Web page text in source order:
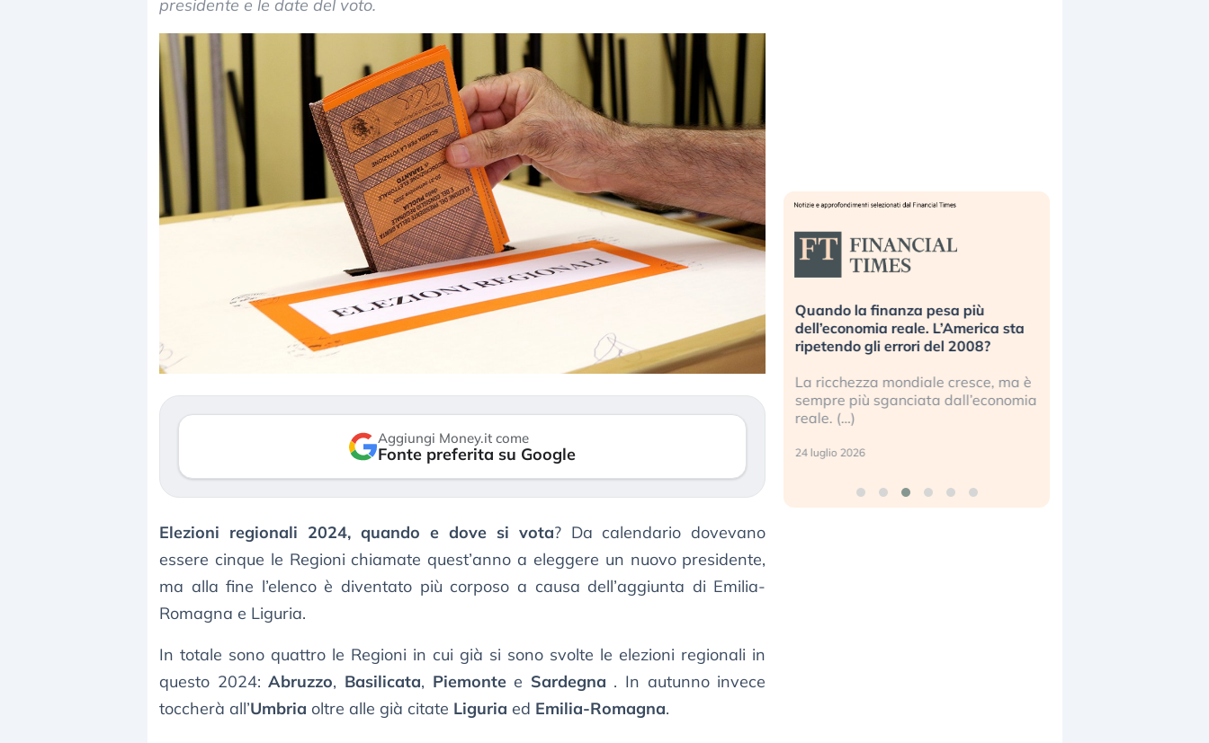
presidente e le date del voto.
Aggiungi Money.it come
Fonte preferita su Google
Elezioni regionali 2024, quando e dove si vota? Da calendario dovevano
essere cinque le Regioni chiamate quest’anno a eleggere un nuovo presidente,
ma alla fine l’elenco è diventato più corposo a causa dell’aggiunta di Emilia-
Romagna e Liguria.
In totale sono quattro le Regioni in cui già si sono svolte le elezioni regionali in
questo 2024:Abruzzo, Basilicata, Piemontee Sardegna . In autunno invece
toccherà all’Umbria oltre alle già citate Liguria ed Emilia-Romagna.
Dalle valutazioni estreme alla
correzione. Cosa sta guidando il
repricing degli asset?
mostrando segni di stanchezza
verso le (…)
«La mia vita è rovinata». Investitori
in preda al panico dopo lo scoppio
della bolla AI
Kospi, mentre gli investitori retail (…)
30 luglio 2026
Quando la finanza pesa più
dell’economia reale. L’America sta
ripetendo gli errori del 2008?
La ricchezza mondiale cresce, ma è
sempre più sganciata dall’economia
reale. (…)
24 luglio 2026